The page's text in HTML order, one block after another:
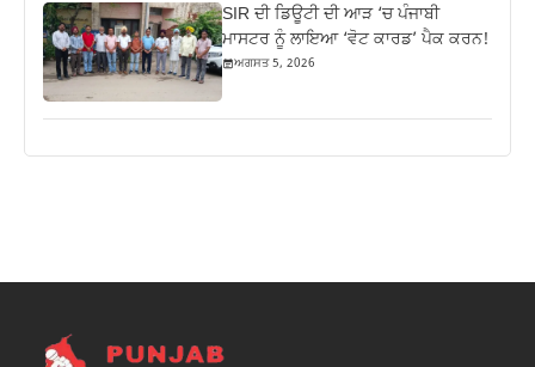
SIR ਦੀ ਡਿਊਟੀ ਦੀ ਆੜ ‘ਚ ਪੰਜਾਬੀ
ਮਾਸਟਰ ਨੂੰ ਲਾਇਆ ‘ਵੋਟ ਕਾਰਡ’ ਪੈਕ ਕਰਨ!
ਅਗਸਤ 5, 2026